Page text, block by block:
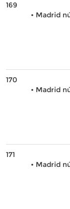
169
• Madrid
170
• Madrid
171
• Madrid